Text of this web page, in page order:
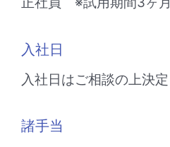
入社日
入社日はご相談の上決定
諸手当